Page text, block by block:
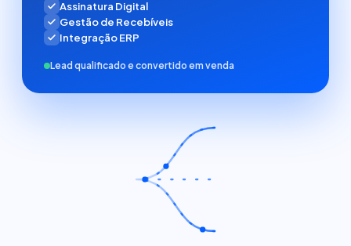
Assinatura Digital
Gestão de Recebíveis
Integração ERP
Lead qualificado e convertido em venda